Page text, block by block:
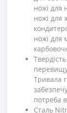
ножі для
ножі для
ножі для
Тривала
потреба
Сталь